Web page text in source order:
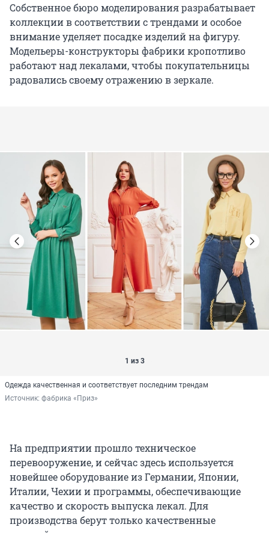
Собственное бюро моделирования разрабатывает
коллекции в соответствии с трендами и особое
внимание уделяет посадке изделий на фигуру.
Модельеры-конструкторы фабрики кропотливо
работают над лекалами, чтобы покупательницы
радовались своему отражению в зеркале.
1 из 3
Одежда качественная и соответствует последним трендам
Источник: фабрика «Приз»
На предприятии прошло техническое
перевооружение, и сейчас здесь используется
новейшее оборудование из Германии, Японии,
Италии, Чехии и программы, обеспечивающие
качество и скорость выпуска лекал. Для
производства берут только качественные